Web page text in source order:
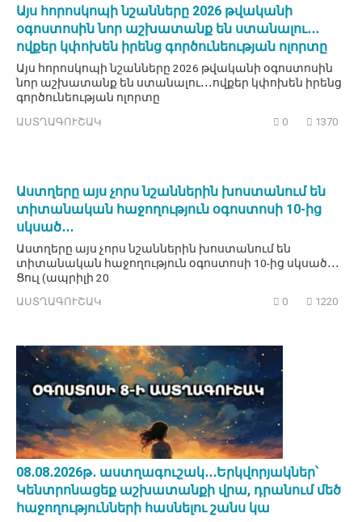
Այս հորոսկոպի նշանները 2026 թվականի
օգոստոսին նոր աշխատանք են ստանալու․․․
ովքեր կփոխեն իրենց գործունեության ոլորտը
Այս հորոսկոպի նշանները 2026 թվականի օգոստոսին
նոր աշխատանք են ստանալու․․․ովքեր կփոխեն իրենց
գործունեության ոլորտը
ԱՍՏՂԱԳՈՒՇԱԿ 0 1370
Աստղերը այս չորս նշաններին խոստանում են
տիտանական հաջողություն օգոստոսի 10-ից
սկսած․․․
Աստղերը այս չորս նշաններին խոստանում են
տիտանական հաջողություն օգոստոսի 10-ից սկսած․․․
Ցուլ (ապրիլի 20
ԱՍՏՂԱԳՈՒՇԱԿ 0 1220
08․08․2026թ․ աստղագուշակ․․․Երկվորյակներ՝
Կենտրոնացեք աշխատանքի վրա, դրանում մեծ
հաջողությունների հասնելու շանս կա